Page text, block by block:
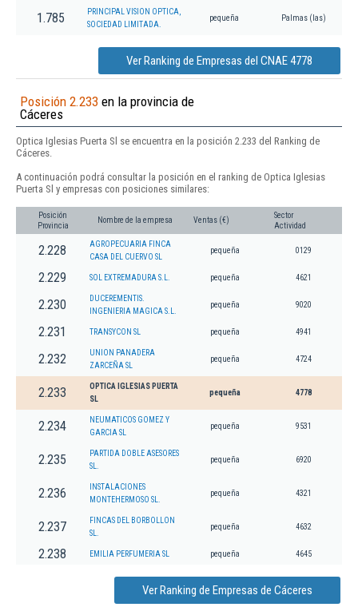
1.785
PRINCIPAL VISION OPTICA,
SOCIEDAD LIMITADA.
pequeña Palmas (las)
Ver Ranking de Empresas del CNAE 4778
Posición 2.233 en la provincia de
Cáceres
Optica Iglesias Puerta Sl se encuentra en la posición 2.233 del Ranking de
Cáceres.
A continuación podrá consultar la posición en el ranking de Optica Iglesias
Puerta Sl y empresas con posiciones similares:
Posición
Provincia
Nombre de la empresa Ventas (€)
Sector
Actividad
2.228
AGROPECUARIA FINCA
CASA DEL CUERVO SL
pequeña 0129
2.229 SOL EXTREMADURA S.L. pequeña 4621
2.230
DUCEREMENTIS.
INGENIERIA MAGICA S.L.
pequeña 9020
2.231 TRANSYCON SL pequeña 4941
2.232
UNION PANADERA
ZARCEÑA SL
pequeña 4724
2.233
OPTICA IGLESIAS PUERTA
SL
pequeña 4778
2.234
NEUMATICOS GOMEZ Y
GARCIA SL
pequeña 9531
2.235
PARTIDA DOBLE ASESORES
SL.
pequeña 6920
2.236
INSTALACIONES
MONTEHERMOSO SL.
pequeña 4321
2.237
FINCAS DEL BORBOLLON
SL.
pequeña 4632
2.238 EMILIA PERFUMERIA SL pequeña 4645
Ver Ranking de Empresas de Cáceres